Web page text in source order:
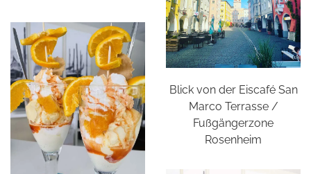
Blick von der Eiscafé San
Marco Terrasse /
Fußgängerzone
Rosenheim